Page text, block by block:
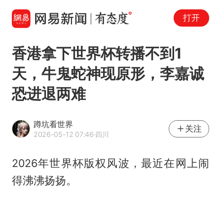
打开
香港拿下世界杯转播不到1
天，牛鬼蛇神现原形，李嘉诚
恐进退两难
蹲坑看世界
2026-05-12 07:46·四川
关注
2026年世界杯版权风波，最近在网上闹
得沸沸扬扬。